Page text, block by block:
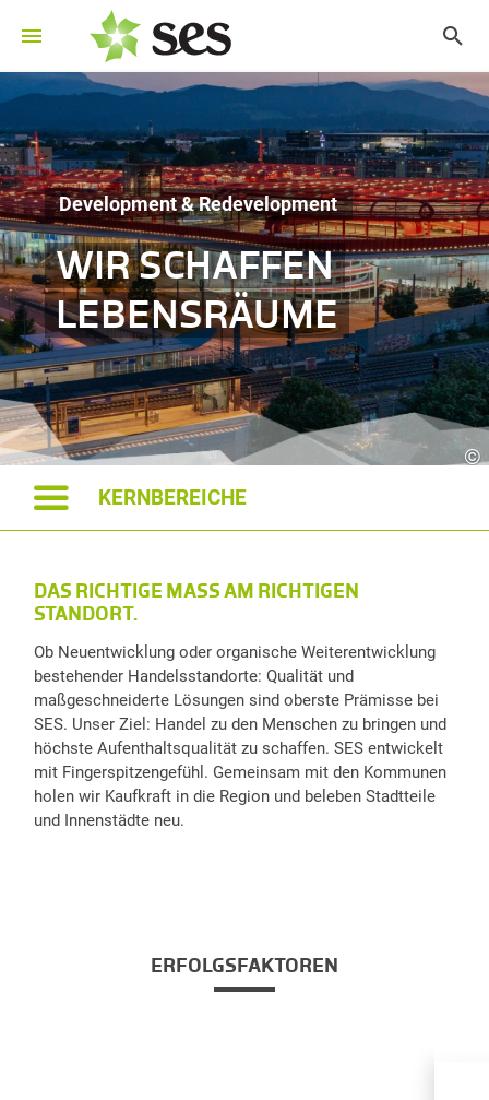
Development & Redevelopment
WIR SCHAFFEN
LEBENSRÄUME
©
KERNBEREICHE
DAS RICHTIGE MASS AM RICHTIGEN S
TANDORT.
Ob Neuentwicklung oder organische Weiterentwicklung
bestehender Handelsstandorte: Qualität und
maßgeschneiderte Lösungen sind oberste Prämisse bei
SES. Unser Ziel: Handel zu den Menschen zu bringen und
höchste Aufenthaltsqualität zu schaffen. SES entwickelt
mit Fingerspitzengefühl. Gemeinsam mit den Kommunen
holen wir Kaufkraft in die Region und beleben Stadtteile
und Innenstädte neu.
ERFOLGSFAKTOREN